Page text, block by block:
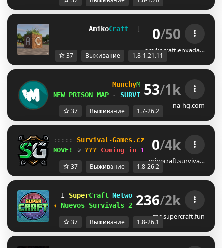
AmikoCraft [ 1.8-1.21.11 Vanilla
0/50
amikocraft.enxada…
37 Выживание 1.8-1.21.11
MunchyMC - [ 1.7-26.2
]
NEW PRISON MAP
- SURVIVAL S6 AUG 8th
53/1k
na-hg.com
37 Выживание 1.7-26.2
::::: Survival-Games.cz ::::: [ 26.2
NOVE! ➲ ??? Coming in 1d 13h
0/4k
minecraft.surviva…
37 Выживание 1.8-26.2
@ SuperCraft Network [1.8-26.1]
✦ Nuevos Survivals 26.1 ·
236/2k
mc.supercraft.fun
37 Выживание 1.8-26.1